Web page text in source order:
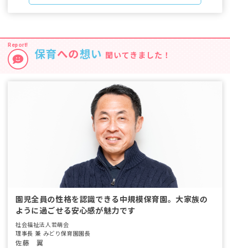
保育への想い 聞いてきました！
園児全員の性格を認識できる中規模保育園。大家族の
ように過ごせる安心感が魅力です
社会福祉法人若萌会
理事長 兼 みどり保育園園長
佐藤 翼